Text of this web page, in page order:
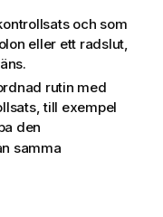
och som
eller ett radslut,
rutin med
till exempel
den
samma